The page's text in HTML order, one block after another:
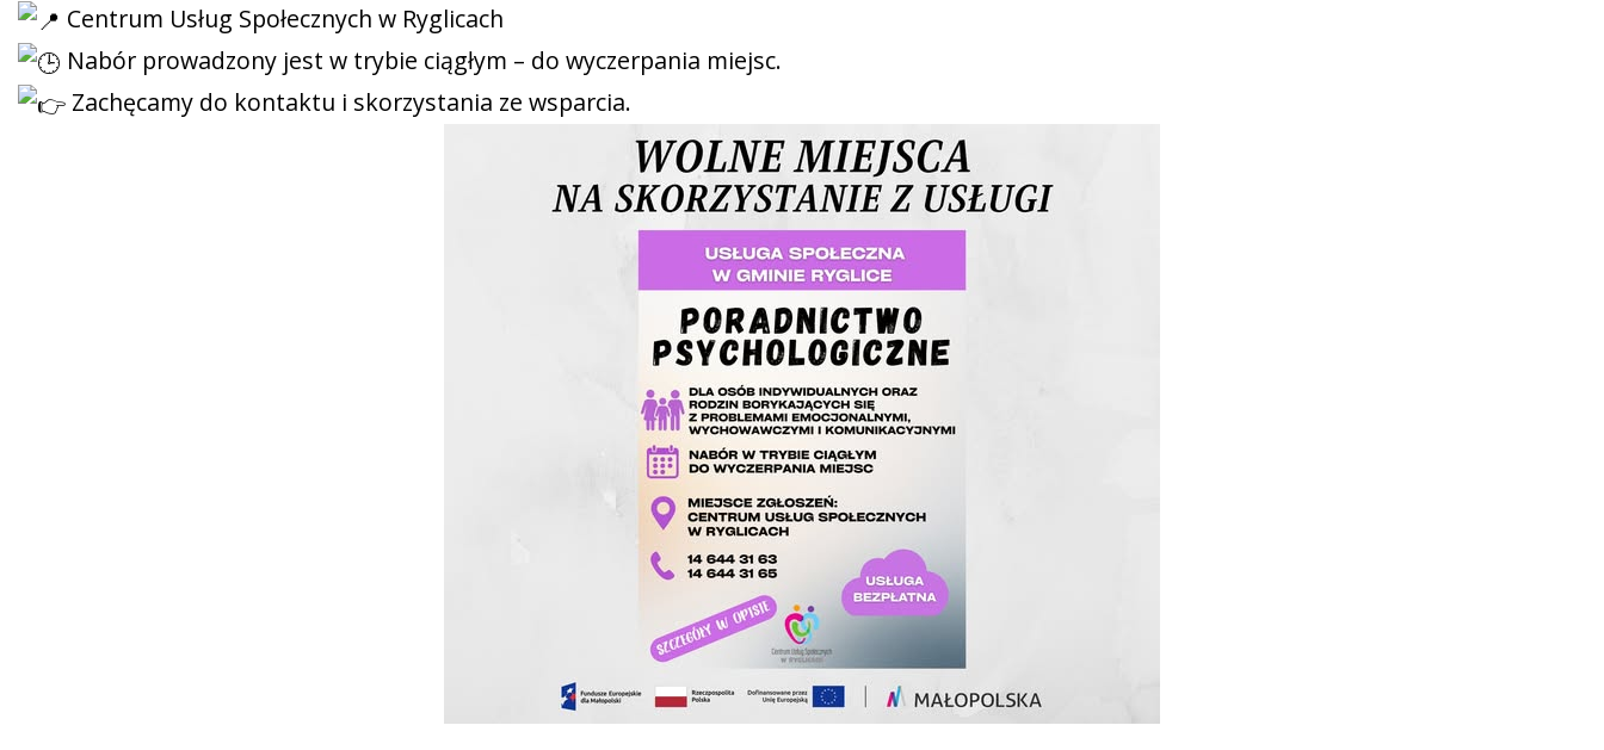
Centrum Usług Społecznych w Ryglicach
Nabór prowadzony jest w trybie ciągłym – do wyczerpania miejsc.
Zachęcamy do kontaktu i skorzystania ze wsparcia.